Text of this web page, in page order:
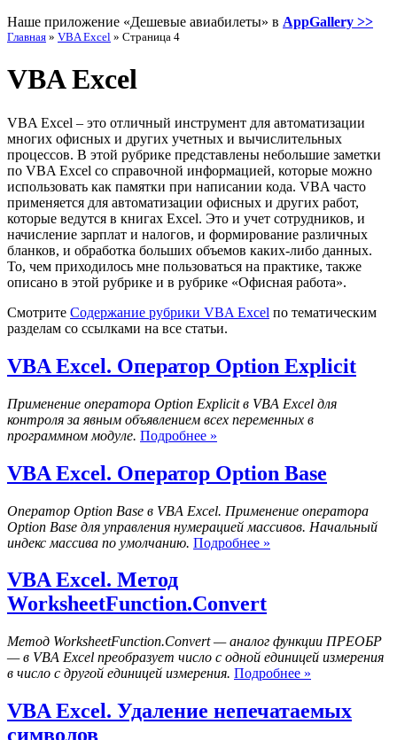
Наше приложение «Дешевые авиабилеты» в AppGallery >>
Главная » VBA Excel » Страница 4
VBA Excel
VBA Excel – это отличный инструмент для автоматизации
многих офисных и других учетных и вычислительных
процессов. В этой рубрике представлены небольшие заметки
по VBA Excel со справочной информацией, которые можно
использовать как памятки при написании кода. VBA часто
применяется для автоматизации офисных и других работ,
которые ведутся в книгах Excel. Это и учет сотрудников, и
начисление зарплат и налогов, и формирование различных
бланков, и обработка больших объемов каких-либо данных.
То, чем приходилось мне пользоваться на практике, также
описано в этой рубрике и в рубрике «Офисная работа».
Смотрите Содержание рубрики VBA Excel по тематическим
разделам со ссылками на все статьи.
VBA Excel. Оператор Option Explicit
Применение оператора Option Explicit в VBA Excel для
контроля за явным объявлением всех переменных в
программном модуле. Подробнее »
Оператор
Option
VBA Excel. Оператор Option Base
Оператор Option Base в VBA Excel. Применение оператора
Option Base для управления нумерацией массивов. Начальный
индекс массива по умолчанию. Подробнее »
VBA Excel. Метод
WorksheetFunction.Convert
Метод WorksheetFunction.Convert — аналог функции ПРЕОБР
— в VBA Excel преобразует число с одной единицей измерения
в число с другой единицей измерения. Подробнее »
VBA Excel. Удаление непечатаемых
символов